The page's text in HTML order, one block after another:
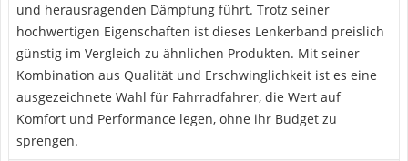
und herausragenden Dämpfung führt. Trotz seiner
hochwertigen Eigenschaften ist dieses Lenkerband preislich
günstig im Vergleich zu ähnlichen Produkten. Mit seiner
Kombination aus Qualität und Erschwinglichkeit ist es eine
ausgezeichnete Wahl für Fahrradfahrer, die Wert auf
Komfort und Performance legen, ohne ihr Budget zu
sprengen.